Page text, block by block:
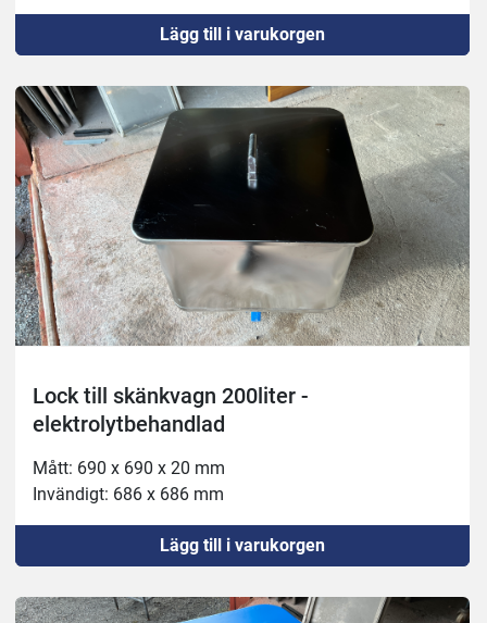
Lägg till i varukorgen
Lock till skänkvagn 200liter -
elektrolytbehandlad
Mått: 690 x 690 x 20 mm
Invändigt: 686 x 686 mm
Lägg till i varukorgen